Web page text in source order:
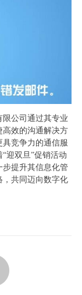
公司通过其专业
高效的沟通解决方
竞争力的通信服
迎双旦”促销活动
提升其信息化管
，共同迈向数字化